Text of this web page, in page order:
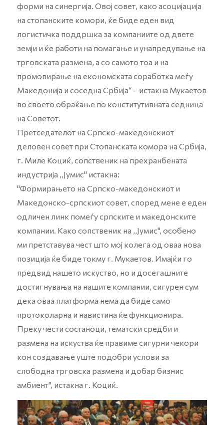
форми на синергија. Овој совет, како асоцијација
на стопанските комори, ќе биде еден вид
логистичка поддршка за компаниите од двете
земји и ќе работи на помагање и унапредување на
трговската размена, а со самото тоа и на
промовирање на економската соработка меѓу
Македонија и соседна Србија“ – истакна Мукаетов
во своето обраќање по конститутивната седница
на Советот.
Претседателот на Српско-македонскиот
деловен совет при Стопанската комора на Србија,
г. Миле Коциќ, сопственик на прехранбената
индустрија ,,Јумис" истакна:
"Формирањето на Српско-македонскиот и
Македонско-српскиот совет, според мене е еден
одличен линк помеѓу српските и македонските
компании. Како сопственик на ,,Јумис", особено
ми претставува чест што мој колега од оваа нова
позиција ќе биде токму г. Мукаетов. Имајќи го
предвид нашето искуство, но и досегашните
достигнувања на нашите компании, сигурен сум
дека оваа платформа нема да биде само
протоколарна и навистина ќе функционира.
Преку чести состаноци, тематски средби и
размена на искуства ќе правиме сигурни чекори
кон создавање уште подобри услови за
слободна трговска размена и добар бизнис
амбиент", истакна г. Коциќ.